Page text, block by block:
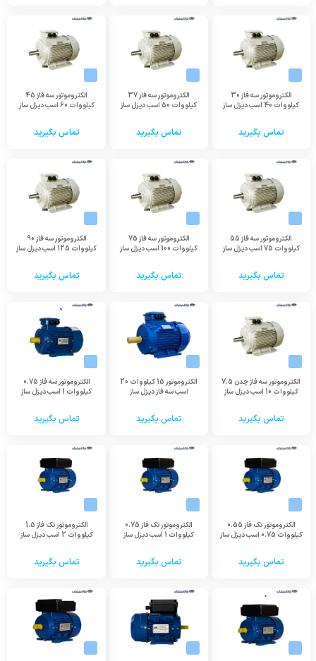
الکتروموتور سه فاز 30
کیلووات 40 اسب دیزل ساز
تماس بگیرید
الکتروموتور سه فاز 37
کیلووات 50 اسب دیزل ساز
تماس بگیرید
الکتروموتور سه فاز 45
کیلووات 60 اسب دیزل ساز
تماس بگیرید
الکتروموتور سه فاز 55
کیلووات 75 اسب دیزل ساز
تماس بگیرید
الکتروموتور سه فاز 75
کیلووات 100 اسب دیزل ساز
تماس بگیرید
الکتروموتور سه فاز 90
کیلووات 125 اسب دیزل ساز
تماس بگیرید
الکتروموتور سه فاز چدن 7.5
کیلووات 10 اسب دیزل ساز
تماس بگیرید
الکتروموتور 15 کیلووات 20
اسب سه فاز دیزل ساز
تماس بگیرید
الکتروموتور سه فاز 0.75
کیلووات 1 اسب دیزل ساز
تماس بگیرید
الکتروموتور تک فاز 0.55
کیلووات 0.75 اسب دیزل ساز
تماس بگیرید
الکتروموتور تک فاز 0.75
کیلووات 1 اسب دیزل ساز
تماس بگیرید
الکتروموتور تک فاز 1.5
کیلووات 2 اسب دیزل ساز
تماس بگیرید